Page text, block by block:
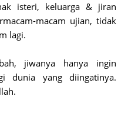
isteri, keluarga & jiran
macam ujian, tidak
lagi.
jiwanya hanya ingin
dunia yang diingatinya.